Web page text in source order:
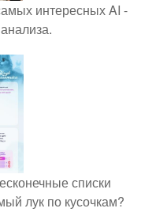
интересных AI -
списки
лук по кусочкам?